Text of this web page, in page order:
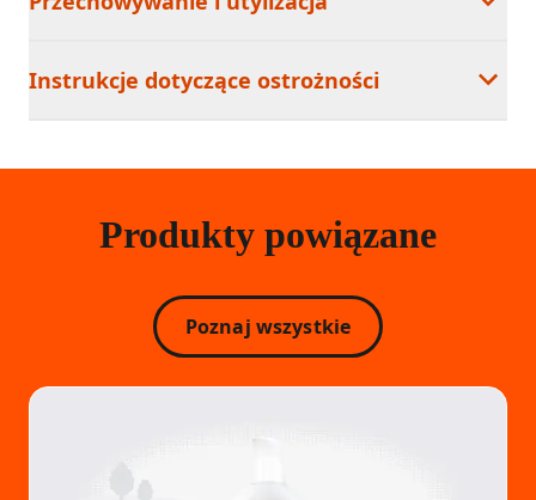
Instrukcje dotyczące ostrożności
Produkty powiązane
Poznaj wszystkie